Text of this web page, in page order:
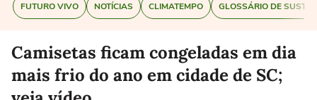
FUTURO VIVO NOTÍCIAS CLIMATEMPO GLOSSÁRIO DE
Camisetas ficam congeladas em dia
mais frio do ano em cidade de SC;